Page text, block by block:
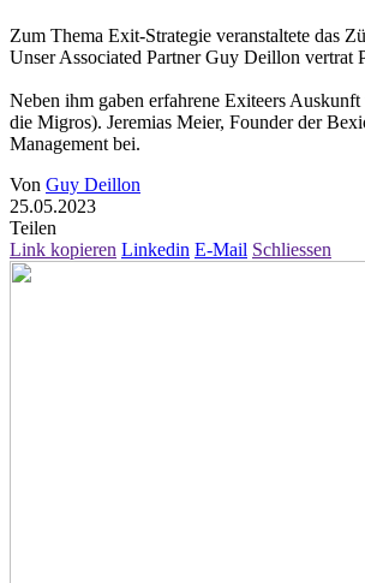
Zum Thema Exit-Strategie veranstaltete das
Unser Associated Partner Guy Deillon vertrat
Neben ihm gaben erfahrene Exiteers
die Migros). Jeremias Meier, Founder der
Management bei.
Von Guy Deillon
25.05.2023
Teilen
Link kopieren Linkedin E-Mail Schliessen